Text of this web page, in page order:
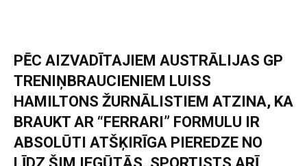
PĒC AIZVADĪTAJIEM AUSTRĀLIJAS GP
TRENIŅBRAUCIENIEM LUISS
HAMILTONS ŽURNĀLISTIEM ATZINA, KA
BRAUKT AR “FERRARI” FORMULU IR
ABSOLŪTI ATŠĶIRĪGA PIEREDZE NO